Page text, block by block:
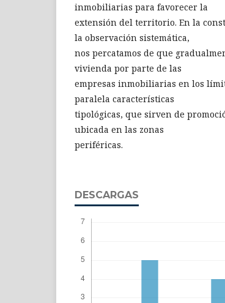
inmobiliarias para favorecer la
extensión del territorio. En la
la observación sistemática,
nos percatamos de que
vivienda por parte de las
empresas inmobiliarias en los
paralela características
tipológicas, que sirven de
ubicada en las zonas
periféricas.
DESCARGAS